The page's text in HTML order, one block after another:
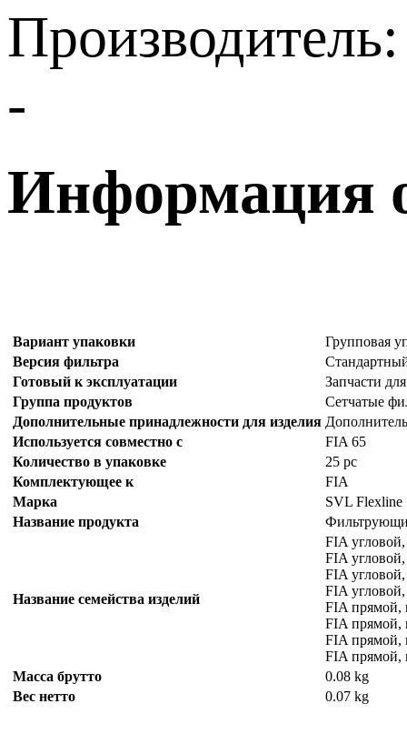
Производитель:
-
Информация
Вариант упаковки
Групповая
Версия фильтра
Готовый к эксплуатации
Запчасти
Группа продуктов
Сетчатые
Дополнительные принадлежности для изделия
Используется совместно с
FIA 65
Количество в упаковке
25 pc
Комплектующее к
FIA
Марка
SVL Flexline
Название продукта
Название семейства изделий
FIA
FIA
FIA
FIA
FIA прямой,
FIA прямой,
FIA прямой,
FIA прямой,
Масса брутто
0.08 kg
Вес нетто
0.07 kg